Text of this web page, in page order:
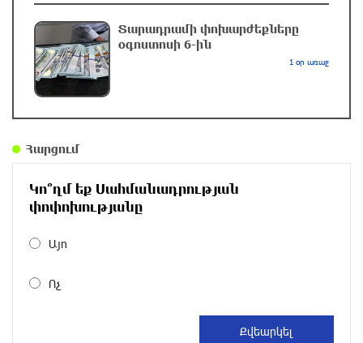
մեկ ժամ առաջ
Սարյան փողոցի բնակարաններից մեկում
պայթյունի հետևանքով 55-ամյա տղամարդը
այրվածքներով տեղափոխվել է
է հայտարարվել շոգի ալիքների պատճառով
Տարադրամի փոխարժեքները
օգոստոսի 6-ին
1 օր առաջ
Հարցում
Կո՞ղմ եք Սահմանադրության
փոփոխությանը
Այո
Ոչ